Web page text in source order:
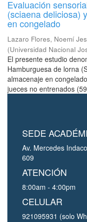
Evaluación
(sciaena deliciosa)
en congelado
Lazaro Flores, Noemí
(Universidad Nacional
El presente estudio
Hamburguesa de lorna
almacenaje en
jueces no entrenados
SEDE
Av. Mercedes
609
ATENCIÓN
8:00am - 4:00pm
CELULAR
921095931 (solo